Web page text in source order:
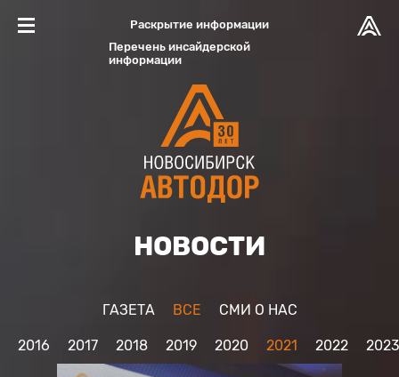
Раскрытие информации
Перечень инсайдерской
информации
НОВОСТИ
ГАЗЕТА ВСЕ CМИ О НАС
2016 2017 2018 2019 2020 2021 2022 2023